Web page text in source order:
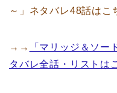
～」ネタバレ48話はこ
→→
「マリッジ＆ソー
タバレ全話・リストは